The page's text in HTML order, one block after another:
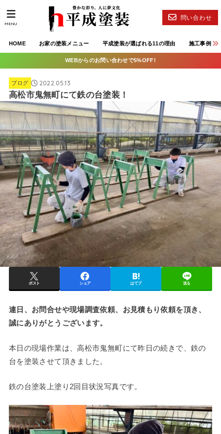
HOME お家の塗装メニュー 平成塗装が選ばれる11の理由 施工事例
問い合わせ
MENU
WEBからのお問い合わせで5%OFF!
ブログ 2022.05.13
高松市鬼無町にて鉄の台塗装！
ポスト シェア はてブ 送る
連日、お問合せや現場調査依頼、お見積もり依頼を頂き、
誠にありがとうございます。
本日の現場作業は、高松市鬼無町にて昨日の続きで、鉄の
台を塗装させて頂きました。
鉄の台塗装上塗り2回目状況写真です。